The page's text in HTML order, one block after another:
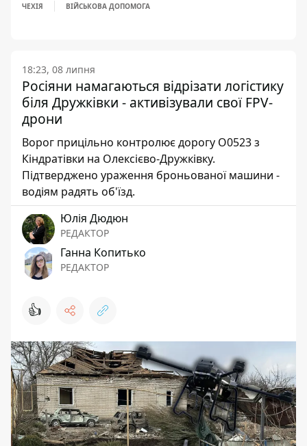
ЧЕХІЯ ВІЙСЬКОВА ДОПОМОГА
18:23, 08 липня
Росіяни намагаються відрізати логістику
біля Дружківки - активізували свої FPV-
дрони
Ворог прицільно контролює дорогу О0523 з
Кіндратівки на Олексієво-Дружківку.
Підтверджено ураження броньованої машини -
водіям радять об'їзд.
Юлія Дюдюн
РЕДАКТОР
Ганна Копитько
РЕДАКТОР
👍